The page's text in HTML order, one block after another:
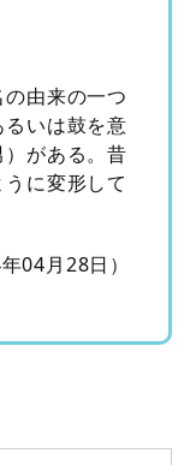
由来の一つ
いは鼓を意
がある。昔
に変形して
04月28日）